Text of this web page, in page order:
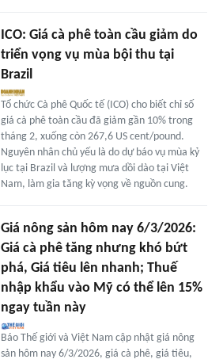
ICO: Giá cà phê toàn cầu giảm do
triển vọng vụ mùa bội thu tại
Brazil
Tổ chức Cà phê Quốc tế (ICO) cho biết chỉ số
giá cà phê toàn cầu đã giảm gần 10% trong
tháng 2, xuống còn 267,6 US cent/pound.
Nguyên nhân chủ yếu là do dự báo vụ mùa kỷ
lục tại Brazil và lượng mưa dồi dào tại Việt
Nam, làm gia tăng kỳ vọng về nguồn cung.
Giá nông sản hôm nay 6/3/2026:
Giá cà phê tăng nhưng khó bứt
phá, Giá tiêu lên nhanh; Thuế
nhập khẩu vào Mỹ có thể lên 15%
ngay tuần này
Báo Thế giới và Việt Nam cập nhật giá nông
sản hôm nay 6/3/2026, giá cà phê, giá tiêu,